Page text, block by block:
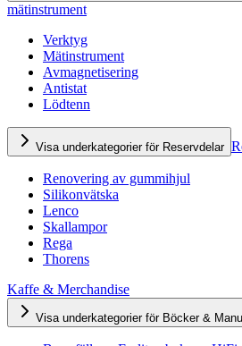
mätinstrument
Verktyg
Mätinstrument
Avmagnetisering
Antistat
Lödtenn
Visa underkategorier för Reservdelar
Renovering av gummihjul
Silikonvätska
Lenco
Skallampor
Rega
Thorens
Kaffe & Merchandise
Visa underkategorier för Böcker &